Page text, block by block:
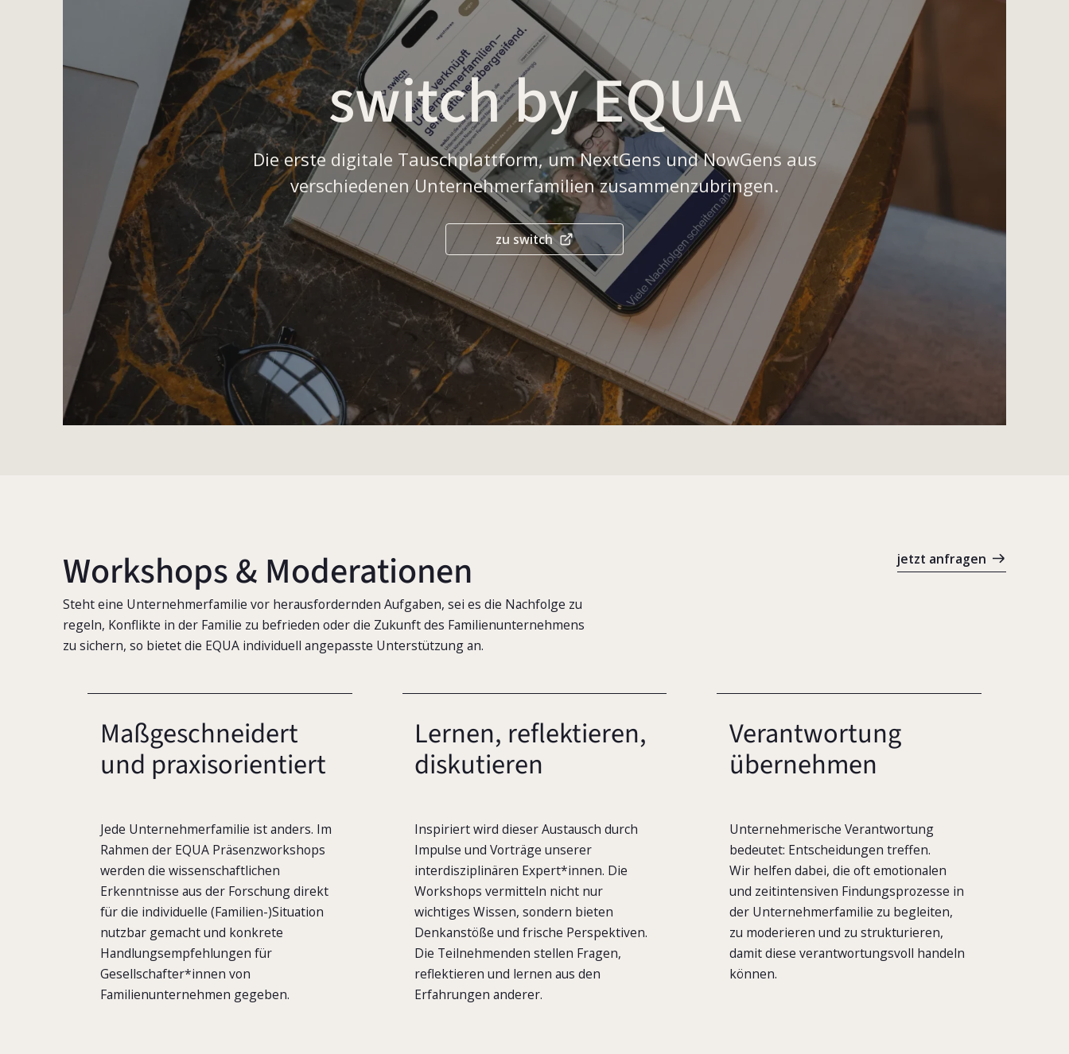
switch by EQUA
Die erste digitale Tauschplattform, um NextGens und NowGens aus
verschiedenen Unternehmerfamilien zusammenzubringen.
zu switch
Workshops & Moderationen
Steht eine Unternehmerfamilie vor herausfordernden Aufgaben, sei es die Nachfolge zu
regeln, Konflikte in der Familie zu befrieden oder die Zukunft des Familienunternehmens
zu sichern, so bietet die EQUA individuell angepasste Unterstützung an.
jetzt anfragen
Maßgeschneidert
und praxisorientiert
Jede Unternehmerfamilie ist anders. Im
Rahmen der EQUA Präsenzworkshops
werden die wissenschaftlichen
Erkenntnisse aus der Forschung direkt
für die individuelle (Familien-)Situation
nutzbar gemacht und konkrete
Handlungsempfehlungen für
Gesellschafter*innen von
Familienunternehmen gegeben.
Lernen, reflektieren,
diskutieren
Inspiriert wird dieser Austausch durch
Impulse und Vorträge unserer
interdisziplinären Expert*innen. Die
Workshops vermitteln nicht nur
wichtiges Wissen, sondern bieten
Denkanstöße und frische Perspektiven.
Die Teilnehmenden stellen Fragen,
reflektieren und lernen aus den
Erfahrungen anderer.
Verantwortung
übernehmen
Unternehmerische Verantwortung
bedeutet: Entscheidungen treffen.
Wir helfen dabei, die oft emotionalen
und zeitintensiven Findungsprozesse in
der Unternehmerfamilie zu begleiten,
zu moderieren und zu strukturieren,
damit diese verantwortungsvoll handeln
können.